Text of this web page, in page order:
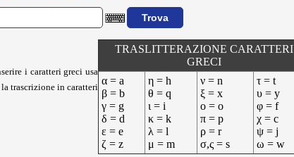
i caratteri greci usa
la trascrizione in caratteri
TRASLITTERAZIONE CARATTERI
GRECI
α = a
β = b
γ = g
δ = d
ε = e
ζ = z
η = h
θ = q
ι = i
κ = k
λ = l
μ = m
ν = n
ξ = x
ο = o
π = p
ρ = r
σ,ς = s
τ = t
υ = y
φ = f
χ = c
ψ = j
ω = w